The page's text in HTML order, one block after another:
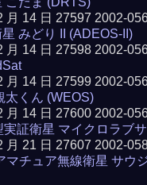
月 14 日 27597 2002-
みどり II (ADEOS-II)
月 14 日 27598 2002-
月 14 日 27599 2002-
太くん (WEOS)
月 14 日 27600 2002-
実証衛星 マイクロラブ
月 21 日 27607 2002-
マチュア無線衛星 サウ